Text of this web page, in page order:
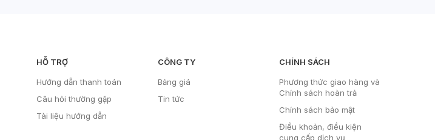
HỖ TRỢ
Hướng dẫn thanh toán
Câu hỏi thường gặp
Tài liệu hướng dẫn
CÔNG TY
Bảng giá
Tin tức
CHÍNH SÁCH
Phương thức giao hàng và
Chính sách hoàn trả
Chính sách bảo mật
Điều khoản, điều kiện
cung cấp dịch vụ